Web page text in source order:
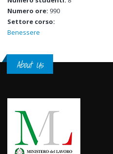
Numero ore: 990
Settore corso:
Benessere
About Us